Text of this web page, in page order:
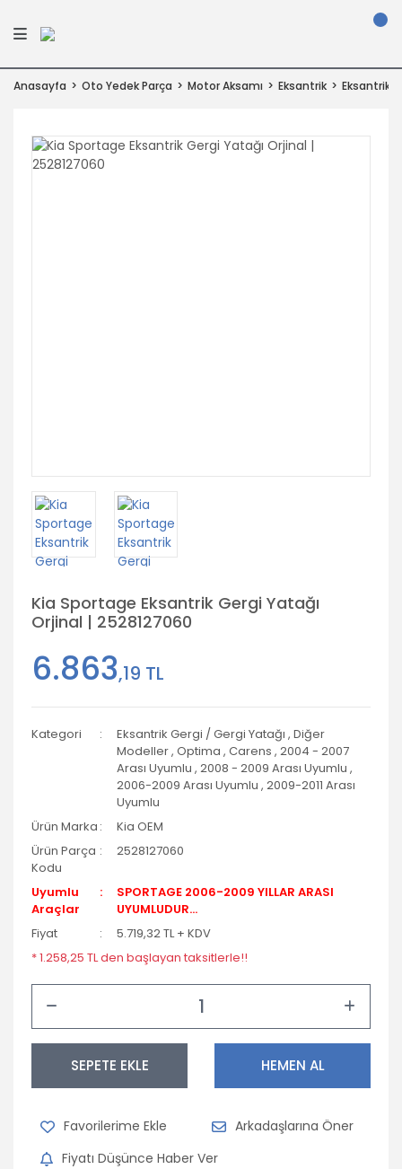
Anasayfa Oto Yedek Parça Motor Aksamı Eksantrik Eksantrik
Kia Sportage Eksantrik Gergi Yatağı
Orjinal | 2528127060
6.863,19 TL
Kategori Eksantrik Gergi / Gergi Yatağı , Diğer
Modeller, Optima , Carens , 2004 - 2007
Arası Uyumlu , 2008 - 2009 Arası Uyumlu ,
2006-2009 Arası Uyumlu , 2009-2011 Arası
Uyumlu
Ürün Marka
Kia OEM
Ürün Parça
Kodu
2528127060
Uyumlu
Araçlar
SPORTAGE 2006-2009 YILLAR ARASI
UYUMLUDUR...
Fiyat
5.719,32 TL + KDV
* 1.258,25 TL den başlayan taksitlerle!!
SEPETE EKLE HEMEN AL
Arkadaşlarına Öner
Fiyatı Düşünce Haber Ver